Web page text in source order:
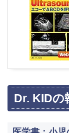
Dr. KIDの